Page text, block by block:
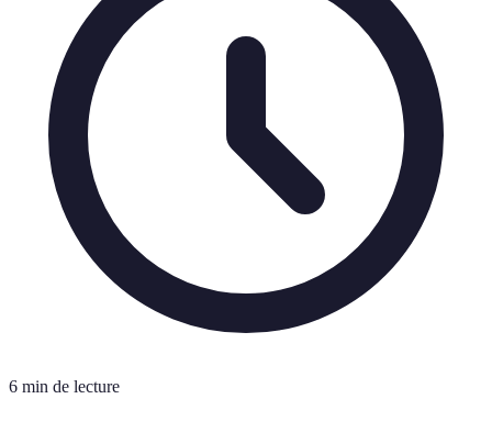
6 min de lecture